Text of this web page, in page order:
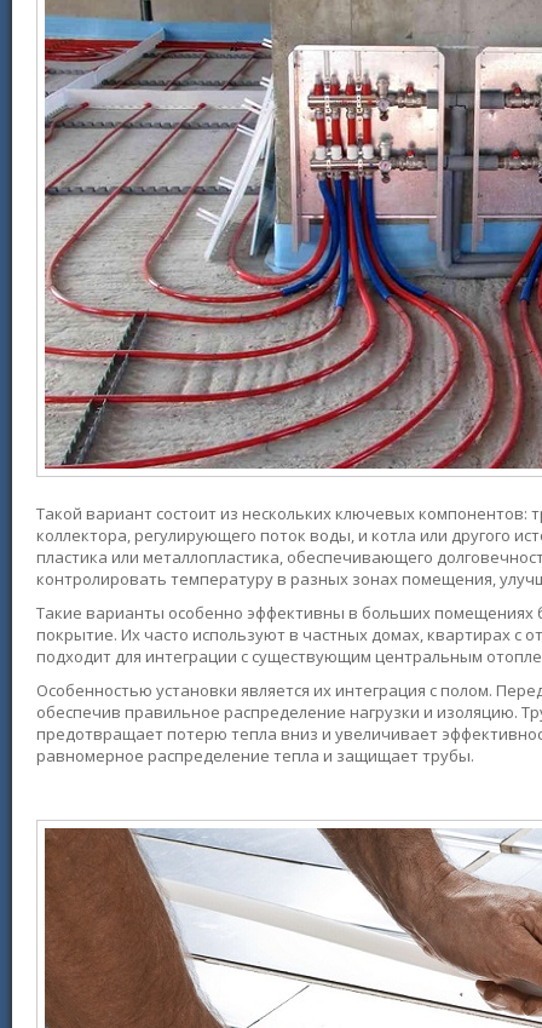
Такой вариант состоит из нескольких ключевых компонентов:
коллектора, регулирующего поток воды, и котла или другого
пластика или металлопластика, обеспечивающего
контролировать температуру в разных зонах помещения,
Такие варианты особенно эффективны в больших помещениях
покрытие. Их часто используют в частных домах, квартирах с
подходит для интеграции с существующим центральным
Особенностью установки является их интеграция с полом.
обеспечив правильное распределение нагрузки и изоляцию.
предотвращает потерю тепла вниз и увеличивает
равномерное распределение тепла и защищает трубы.